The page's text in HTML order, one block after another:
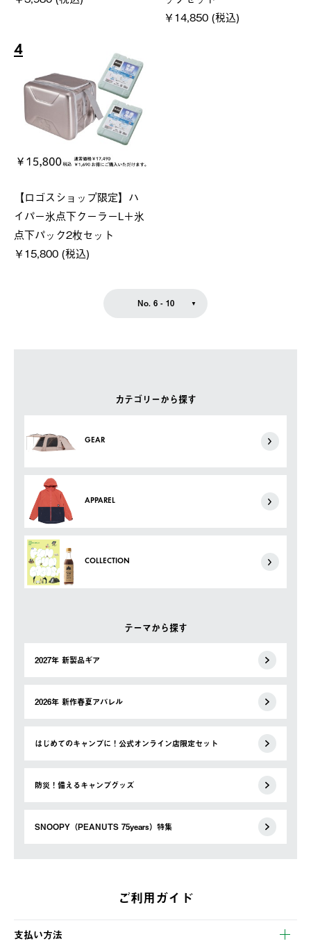
カテゴリーから探す
GEAR
APPAREL
COLLECTION
テーマから探す
2027年 新製品ギア
2026年 新作春夏アパレル
はじめてのキャンプに！公式オンライン店限定セット
防災！備えるキャンプグッズ
SNOOPY（PEANUTS 75years）特集
￥14,850 (税込)
4
【ロゴスショップ限定】ハ
イパー氷点下クーラーL＋氷
点下パック2枚セット
￥15,800 (税込)
No. 6 - 10
ご利用ガイド
支払い方法